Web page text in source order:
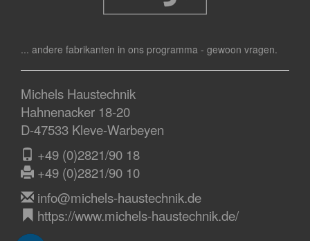
... andere fabrikanten in ons programma - gewoon vragen.
Michels Haustechnik
Hahnenacker 18-20
D-47533 Kleve-Warbeyen
+49 (0)2821/90 18
+49 (0)2821/90 10
info@michels-haustechnik.de
https://www.michels-haustechnik.de/